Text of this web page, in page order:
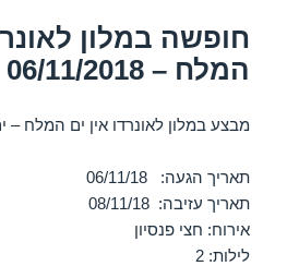
k
חופשה במלון
המלח – 06/11/2018
מבצע במלון לאונרדו אין ים המלח –
תאריך הגעה: 06/11/18
תאריך עזיבה: 08/11/18
אירוח: חצי פנסיון
לילות: 2